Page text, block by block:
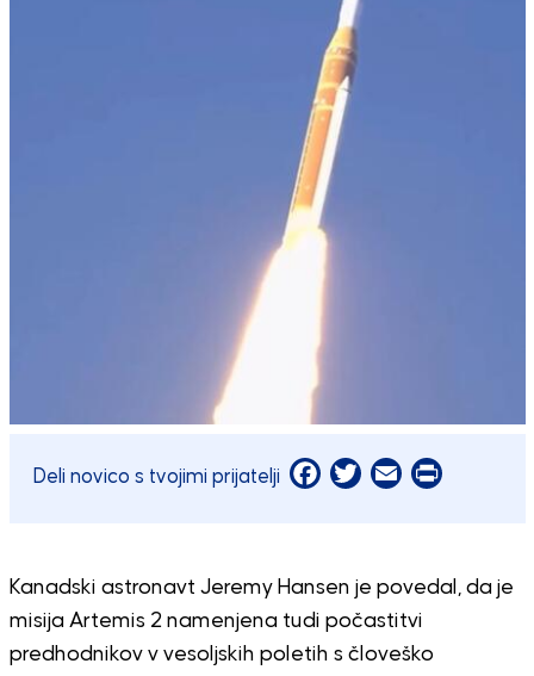
Deli novico s tvojimi prijatelji Facebook
Twitter
EmailPrint
Kanadski astronavt Jeremy Hansen je povedal, da je
misija Artemis 2 namenjena tudi počastitvi
predhodnikov v vesoljskih poletih s človeško